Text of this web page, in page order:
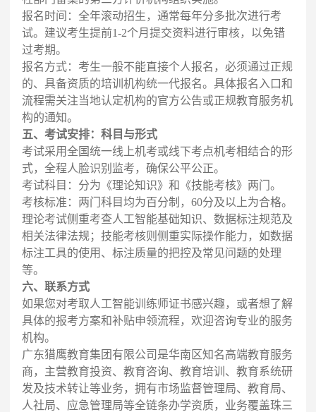
报名时间：全年滚动招生，通常每年分多批次进行考
试。建议考生提前1-2个月提交资料进行审核，以免错
过考期。
报名方式：考生一般不能直接个人报名，必须通过正规
的、具备资质的培训机构统一代报名。具体报名入口和
流程需关注当地认定机构的官方公告或正规教育服务机
构的通知。
五、考试安排：科目与形式
考试采用全国统一线上机考或线下考点机考相结合的形
式，全程人脸识别监考，确保公平公正。
考试科目：分为《理论知识》和《技能考核》两门。
考核标准：两门科目均为百分制，60分及以上为合格。
理论考试侧重考查人工智能基础知识、数据标注规范及
相关法律法规；技能考核则侧重实际操作能力，如数据
标注工具的使用、标注质量的把控及常见问题的处理
等。
六、联系方式
如果您对考取人工智能训练师证书感兴趣，或者想了解
具体的报考方案和补贴申领流程，欢迎咨询专业的服务
机构。
广东猎鹰教育集团有限公司是华南区知名高端教育服务
商，主营教育投资、教育咨询、教育培训、教育系统研
发及技术转让等业务，拥有市场监督管理局、教育局、
人社局、应急管理局等全链条办学资质，业务覆盖珠三